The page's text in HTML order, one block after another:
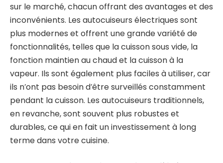
sur le marché, chacun offrant des avantages et des
inconvénients. Les autocuiseurs électriques sont
plus modernes et offrent une grande variété de
fonctionnalités, telles que la cuisson sous vide, la
fonction maintien au chaud et la cuisson à la
vapeur. Ils sont également plus faciles à utiliser, car
ils n’ont pas besoin d’être surveillés constamment
pendant la cuisson. Les autocuiseurs traditionnels,
en revanche, sont souvent plus robustes et
durables, ce qui en fait un investissement à long
terme dans votre cuisine.